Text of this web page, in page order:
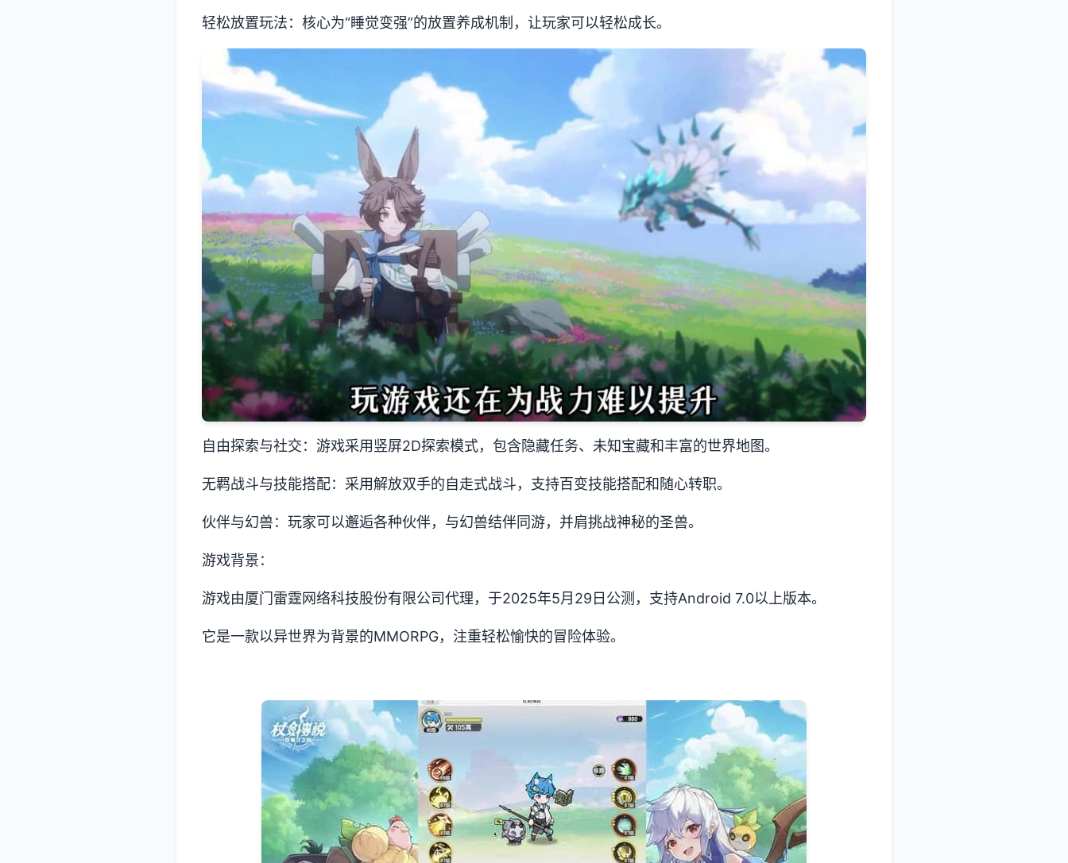
轻松放置玩法：核心为“睡觉变强”的放置养成机制，让玩家可以轻松成长。
自由探索与社交：游戏采用竖屏2D探索模式，包含隐藏任务、未知宝藏和丰富的世界地图。
无羁战斗与技能搭配：采用解放双手的自走式战斗，支持百变技能搭配和随心转职。
伙伴与幻兽：玩家可以邂逅各种伙伴，与幻兽结伴同游，并肩挑战神秘的圣兽。
游戏背景：
游戏由厦门雷霆网络科技股份有限公司代理，于2025年5月29日公测，支持Android 7.0以上版本。
它是一款以异世界为背景的MMORPG，注重轻松愉快的冒险体验。